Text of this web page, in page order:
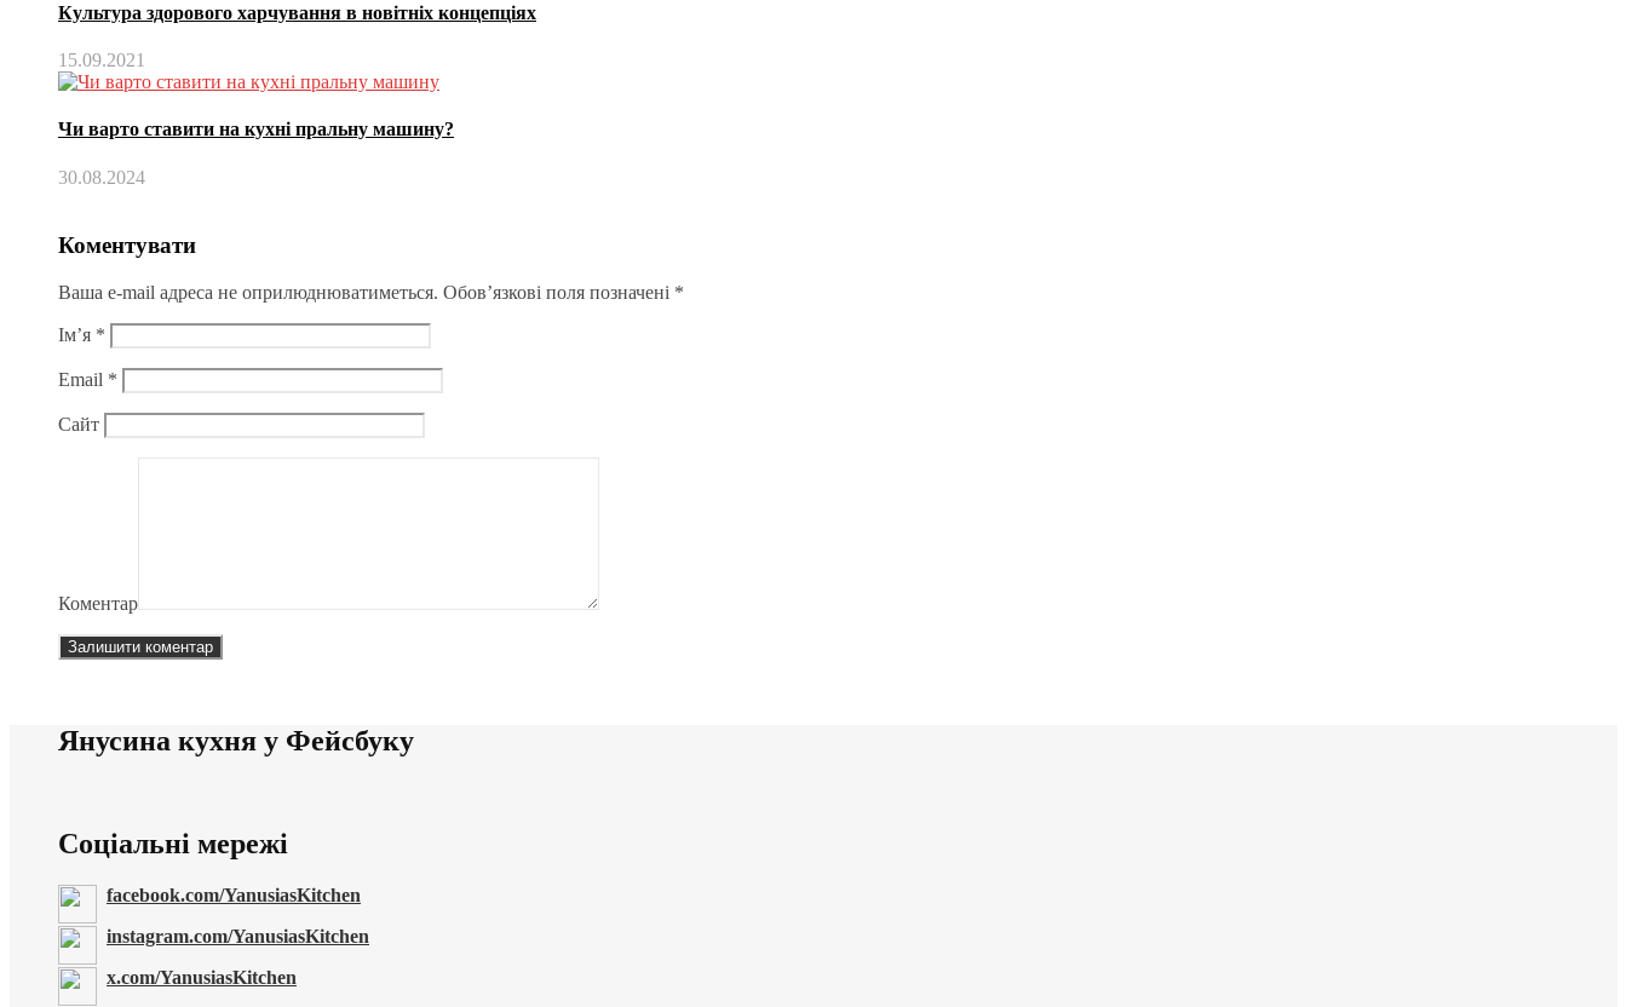
Культура здорового харчування в новітніх концепціях
15.09.2021
Чи варто ставити на кухні пральну машину?
30.08.2024
Коментувати
Ваша e-mail адреса не оприлюднюватиметься. Обов’язкові поля позначені *
Ім’я *
Email *
Сайт
Коментар
Янусина кухня у Фейсбуку
Соціальні мережі
facebook.com/YanusiasKitchen
instagram.com/YanusiasKitchen
x.com/YanusiasKitchen